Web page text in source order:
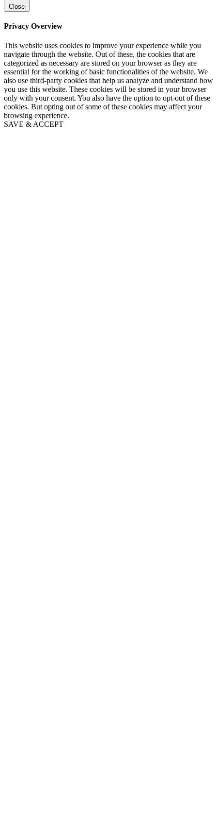
Close
Privacy Overview
This website uses cookies to improve your experience while you
navigate through the website. Out of these, the cookies that are
categorized as necessary are stored on your browser as they are
essential for the working of basic functionalities of the website. We
also use third-party cookies that help us analyze and understand how
you use this website. These cookies will be stored in your browser
only with your consent. You also have the option to opt-out of these
cookies. But opting out of some of these cookies may affect your
browsing experience.
SAVE & ACCEPT